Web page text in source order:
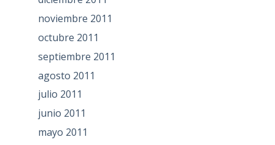
noviembre 2011
octubre 2011
septiembre 2011
agosto 2011
julio 2011
junio 2011
mayo 2011